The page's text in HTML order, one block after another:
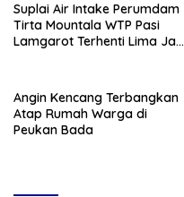
Suplai Air Intake Perumdam
Tirta Mountala WTP Pasi
Lamgarot Terhenti Lima Jam,
Angin Kencang Terbangkan
Atap Rumah Warga di
Peukan Bada